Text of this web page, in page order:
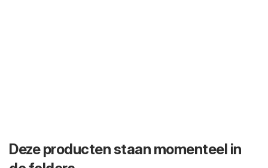
Deze producten staan momenteel in